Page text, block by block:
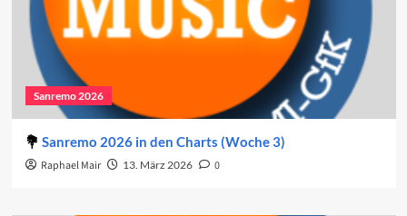
Sanremo 2026
Sanremo 2026 in den Charts (Woche 3)
Raphael Mair 13. März 2026 0